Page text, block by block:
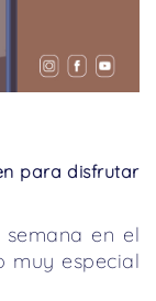
para disfrutar
en el
muy especial